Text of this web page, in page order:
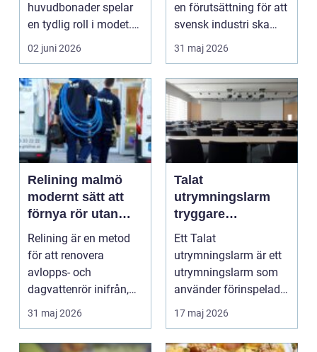
huvudbonader spelar
en tydlig roll i modet.
Från trendiga inne...
02 juni 2026
en förutsättning för att
svensk industri ska
fungera. Maskiner,
transfo...
31 maj 2026
Relining malmö
modernt sätt att
förnya rör utan
stambyte
Relining är en metod
för att renovera
avlopps- och
dagvattenrör inifrån,
utan att byta ut hela
rörsy...
31 maj 2026
Talat
utrymningslarm
tryggare
utrymning med
tydliga
röstmeddelanden
Ett Talat
utrymningslarm är ett
utrymningslarm som
använder förinspelade
eller direktsända
röstmedde...
17 maj 2026